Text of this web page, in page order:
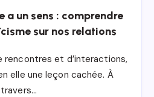
a un sens : comprendre
sur nos relations
rencontres et d’interactions,
elle une leçon cachée. À
travers…